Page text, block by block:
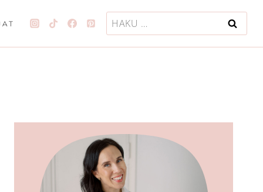
Haku: